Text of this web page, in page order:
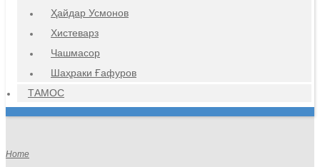
Ҳайдар Усмонов
Хистеварз
Чашмасор
Шаҳраки Ғафуров
ТАМОС
Home